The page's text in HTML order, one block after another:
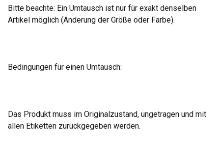
Bitte beachte: Ein Umtausch ist nur für exakt denselben
Artikel möglich (Änderung der Größe oder Farbe).
Bedingungen für einen Umtausch:
Das Produkt muss im Originalzustand, ungetragen und mit
allen Etiketten zurückgegeben werden.